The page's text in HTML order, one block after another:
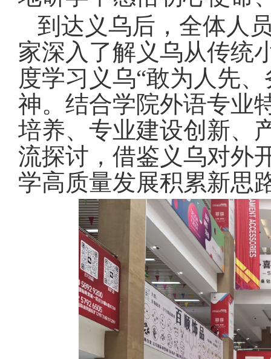
到达 义乌后，全体人
家深入了解义乌从传统
度学习义乌“敢为人先
神。结合学院外语专业
培养、专业建设创新、
流探讨，借鉴义乌对外
学高质量发展积累新思